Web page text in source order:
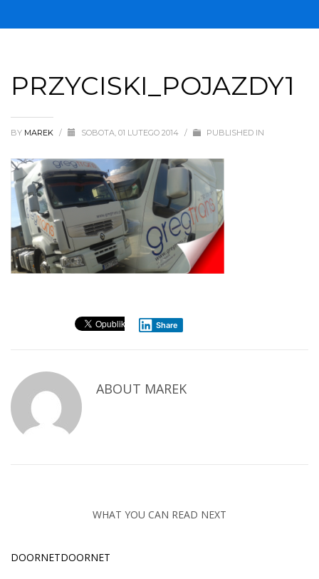
PRZYCISKI_POJAZDY1
BY MAREK / SOBOTA, 01 LUTEGO 2014 / PUBLISHED IN
Share
ABOUT MAREK
WHAT YOU CAN READ NEXT
DOORNETDOORNET